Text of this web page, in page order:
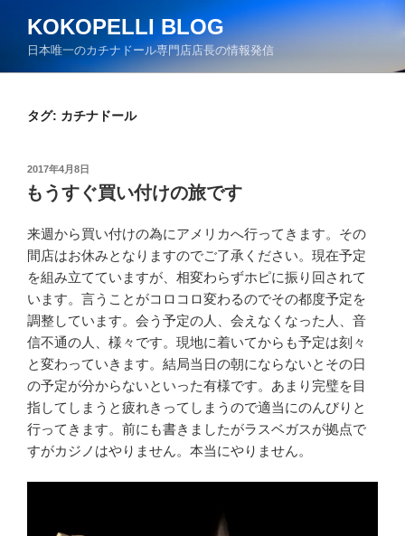
ン
KOKOPELLI BLOG
日本唯一のカチナドール専門店店長の情報発信
タグ: カチナドール
投
稿
日:
2017年4月8日
もうすぐ買い付けの旅です
来週から買い付けの為にアメリカへ行ってきます。その
間店はお休みとなりますのでご了承ください。現在予定
を組み立てていますが、相変わらずホピに振り回されて
います。言うことがコロコロ変わるのでその都度予定を
調整しています。会う予定の人、会えなくなった人、音
信不通の人、様々です。現地に着いてからも予定は刻々
と変わっていきます。結局当日の朝にならないとその日
の予定が分からないといった有様です。あまり完璧を目
指してしまうと疲れきってしまうので適当にのんびりと
行ってきます。前にも書きましたがラスベガスが拠点で
すがカジノはやりません。本当にやりません。